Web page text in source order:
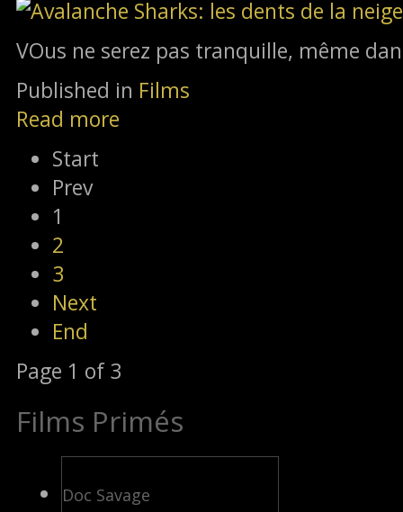
VOus ne serez pas tranquille, même
Published in Films
Read more
Start
Prev
1
2
3
Next
End
Page 1 of 3
Films Primés
Doc Savage